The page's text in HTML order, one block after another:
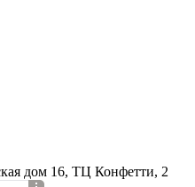
дом 16, ТЦ Конфетти, 2